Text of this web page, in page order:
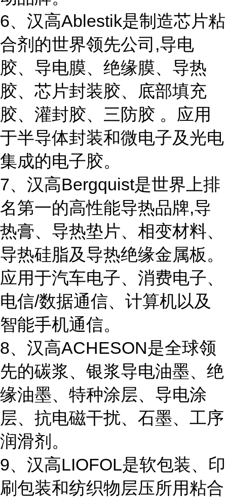
6、汉高Ablestik是制造芯片粘
合剂的世界领先公司,导电
胶、导电膜、绝缘膜、导热
胶、芯片封装胶、底部填充
胶、灌封胶、三防胶 。应用
于半导体封装和微电子及光电
集成的电子胶。
7、汉高Bergquist是世界上排
名第一的高性能导热品牌,导
热膏、导热垫片、相变材料、
导热硅脂及导热绝缘金属板。
应用于汽车电子、消费电子、
电信/数据通信、计算机以及
智能手机通信。
8、汉高ACHESON是全球领
先的碳浆、银浆导电油墨、绝
缘油墨、特种涂层、导电涂
层、抗电磁干扰、石墨、工序
润滑剂。
9、汉高LIOFOL是软包装、印
刷包装和纺织物层压所用粘合